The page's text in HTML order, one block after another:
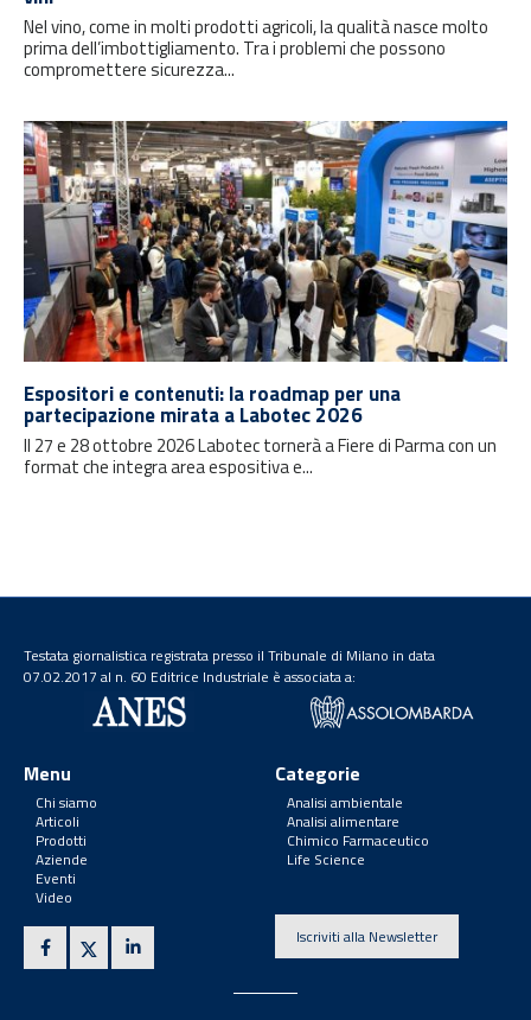
Nel vino, come in molti prodotti agricoli, la qualità nasce molto
prima dell’imbottigliamento. Tra i problemi che possono
compromettere sicurezza...
Espositori e contenuti: la roadmap per una
partecipazione mirata a Labotec 2026
Il 27 e 28 ottobre 2026 Labotec tornerà a Fiere di Parma con un
format che integra area espositiva e...
Testata giornalistica registrata presso il Tribunale di Milano in data
07.02.2017 al n. 60 Editrice Industriale è associata a:
Menu
Chi siamo
Articoli
Prodotti
Aziende
Eventi
Video
Categorie
Analisi ambientale
Analisi alimentare
Chimico Farmaceutico
Life Science
Iscriviti alla Newsletter